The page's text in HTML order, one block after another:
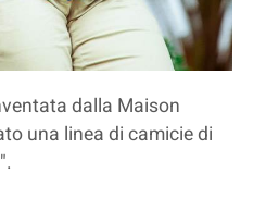
dalla Maison
una linea di camicie di